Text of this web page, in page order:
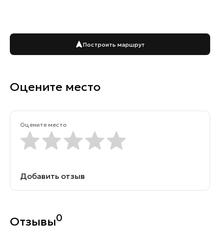
Построить маршрут
Оцените место
Оцените место
Добавить отзыв
Отзывы0